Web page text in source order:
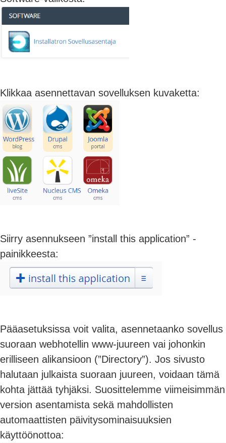
Klikkaa asennettavan sovelluksen kuvaketta:
Siirry asennukseen ”install this application” -
painikkeesta:
Pääasetuksissa voit valita, asennetaanko sovellus
suoraan webhotellin www-juureen vai johonkin
erilliseen alikansioon (”Directory”). Jos sivusto
halutaan julkaista suoraan juureen, voidaan tämä
kohta jättää tyhjäksi. Suosittelemme viimeisimmän
version asentamista sekä mahdollisten
automaattisten päivitysominaisuuksien
käyttöönottoa: